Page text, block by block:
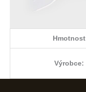
Hmotnost
Výrobce: